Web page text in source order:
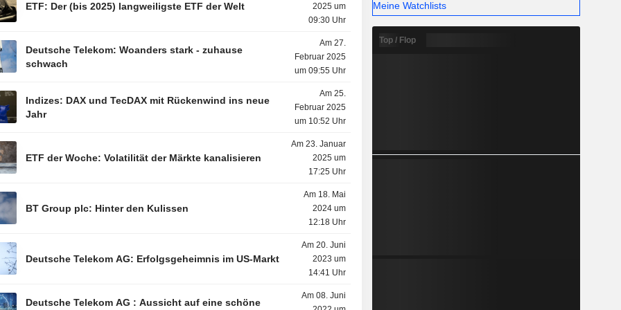
ETF: Der (bis 2025) langweiligste ETF der Welt
2025 um
09:30 Uhr
Deutsche Telekom: Woanders stark - zuhause
schwach
Am 27.
Februar 2025
um 09:55 Uhr
Indizes: DAX und TecDAX mit Rückenwind ins neue
Jahr
Am 25.
Februar 2025
um 10:52 Uhr
ETF der Woche: Volatilität der Märkte kanalisieren
Am 23. Januar
2025 um
17:25 Uhr
BT Group plc: Hinter den Kulissen
Am 18. Mai
2024 um
12:18 Uhr
Deutsche Telekom AG: Erfolgsgeheimnis im US-Markt
Am 20. Juni
2023 um
14:41 Uhr
Deutsche Telekom AG : Aussicht auf eine schöne
Am 08. Juni
Meine Watchlists
Top / Flop